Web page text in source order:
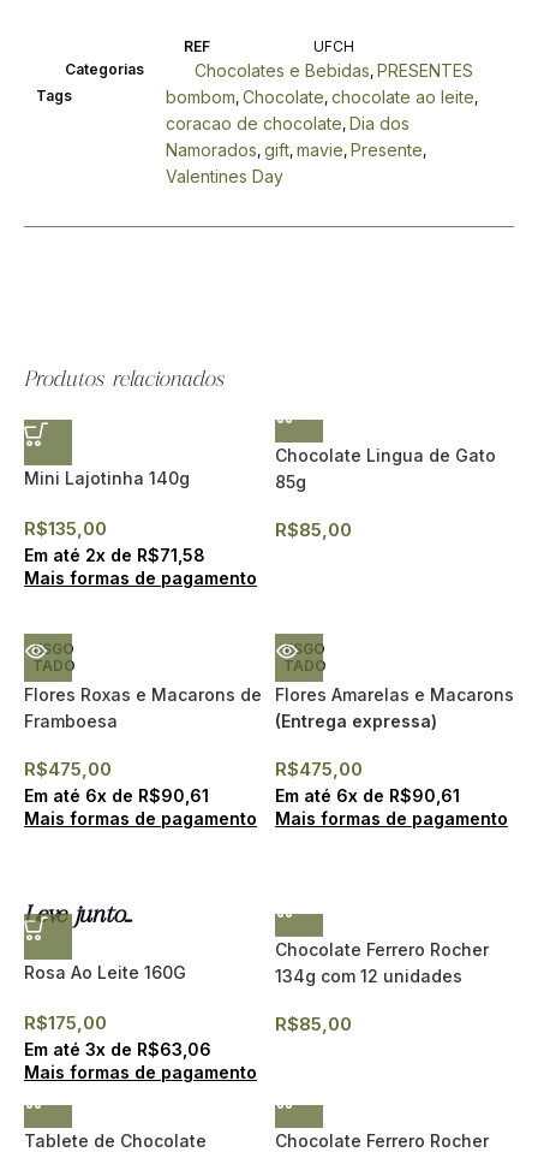
Produtos relacionados
Mini Lajotinha 140g
R$135,00
Em até 2x de R$71,58
Mais formas de pagamento
Chocolate Lingua de Gato
85g
R$85,00
ESGO
TADO
Flores Roxas e Macarons de
Framboesa
R$475,00
Em até 6x de R$90,61
Mais formas de pagamento
ESGO
TADO
Flores Amarelas e Macarons
(Entrega expressa)
R$475,00
Em até 6x de R$90,61
Mais formas de pagamento
Leve junto...
Rosa Ao Leite 160G
R$175,00
Em até 3x de R$63,06
Mais formas de pagamento
Chocolate Ferrero Rocher
134g com 12 unidades
R$85,00
Tablete de Chocolate
Chocolate Ferrero Rocher
REF
UFCH
Categorias
Chocolates e Bebidas, PRESENTES
Tags bombom, Chocolate, chocolate ao leite,
coracao de chocolate, Dia dos
Namorados, gift, mavie, Presente,
Valentines Day